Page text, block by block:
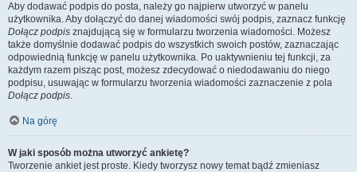
Aby dodawać podpis do posta, należy go najpierw utworzyć w panelu
użytkownika. Aby dołączyć do danej wiadomości swój podpis, zaznacz funkcję
Dołącz podpis znajdującą się w formularzu tworzenia wiadomości. Możesz
także domyślnie dodawać podpis do wszystkich swoich postów, zaznaczając
odpowiednią funkcję w panelu użytkownika. Po uaktywnieniu tej funkcji, za
każdym razem pisząc post, możesz zdecydować o niedodawaniu do niego
podpisu, usuwając w formularzu tworzenia wiadomości zaznaczenie z pola
Dołącz podpis.
Na górę
W jaki sposób można utworzyć ankietę?
Tworzenie ankiet jest proste. Kiedy tworzysz nowy temat bądź zmieniasz